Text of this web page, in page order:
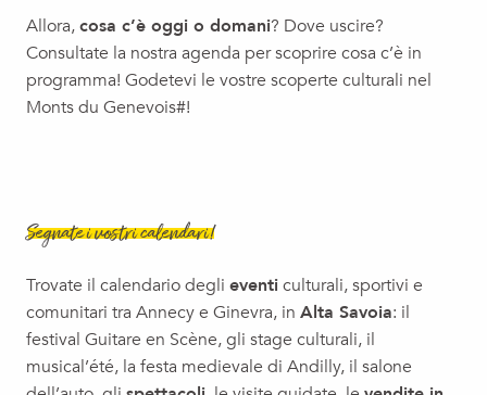
Concert : Coline Rio - Festival Les Inoubliables
Allora,cosa c’è oggi o domani? Dove uscire?
Consultate la nostra agenda per scoprire cosa c’è in
programma! Godetevi le vostre scoperte culturali nel
Monts du Genevois#!
Segnate i vostri calendari!
Trovate il calendario degli eventiculturali, sportivi e
comunitari tra Annecy e Ginevra, in Alta Savoia: il
festival Guitare en Scène, gli stage culturali, il
musical’été, la festa medievale di Andilly, il salone